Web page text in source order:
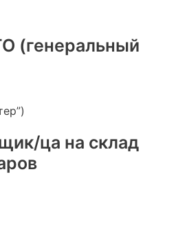
(генеральный
ца на склад